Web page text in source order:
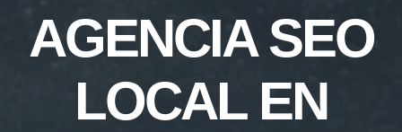
AGENCIA SEO
LOCAL EN